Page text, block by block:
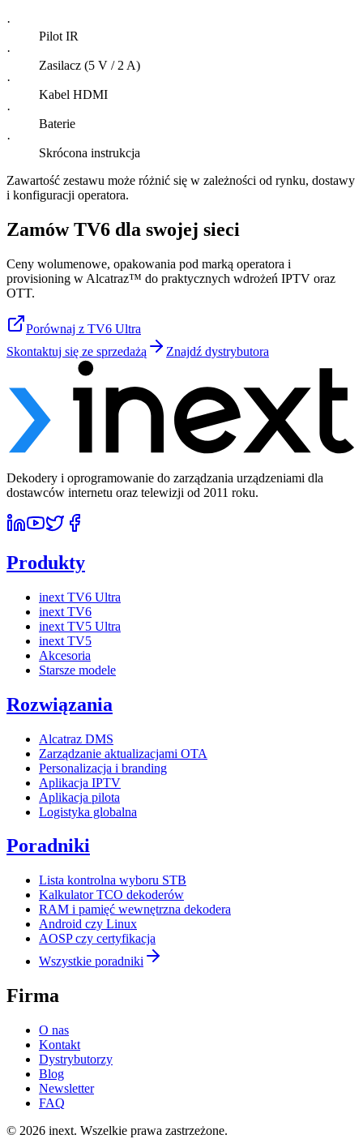
·
Pilot IR
·
Zasilacz (5 V / 2 A)
·
Kabel HDMI
·
Baterie
·
Skrócona instrukcja
Zawartość zestawu może różnić się w zależności od rynku, dostawy
i konfiguracji operatora.
Zamów TV6 dla swojej sieci
Ceny wolumenowe, opakowania pod marką operatora i
provisioning w Alcatraz™ do praktycznych wdrożeń IPTV oraz
OTT.
Porównaj z TV6 Ultra
Skontaktuj się ze sprzedażą
Znajdź dystrybutora
Dekodery i oprogramowanie do zarządzania urządzeniami dla
dostawców internetu oraz telewizji od 2011 roku.
Produkty
inext TV6 Ultra
inext TV6
inext TV5 Ultra
inext TV5
Akcesoria
Starsze modele
Rozwiązania
Alcatraz DMS
Zarządzanie aktualizacjami OTA
Personalizacja i branding
Aplikacja IPTV
Aplikacja pilota
Logistyka globalna
Poradniki
Lista kontrolna wyboru STB
Kalkulator TCO dekoderów
RAM i pamięć wewnętrzna dekodera
Android czy Linux
AOSP czy certyfikacja
Wszystkie poradniki
Firma
O nas
Kontakt
Dystrybutorzy
Blog
Newsletter
FAQ
© 2026 inext. Wszelkie prawa zastrzeżone.